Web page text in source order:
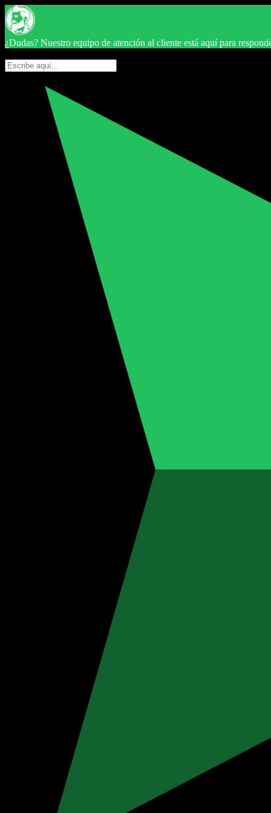
¿Dudas? Nuestro equipo de atención al cliente está aquí para